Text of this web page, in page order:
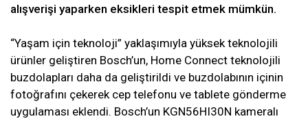
alışverişi yaparken eksikleri tespit etmek mümkün.
“Yaşam için teknoloji” yaklaşımıyla yüksek teknolojili
ürünler geliştiren Bosch’un, Home Connect teknolojili
buzdolapları daha da geliştirildi ve buzdolabının içinin
fotoğrafını çekerek cep telefonu ve tablete gönderme
uygulaması eklendi. Bosch’un KGN56HI30N kameralı